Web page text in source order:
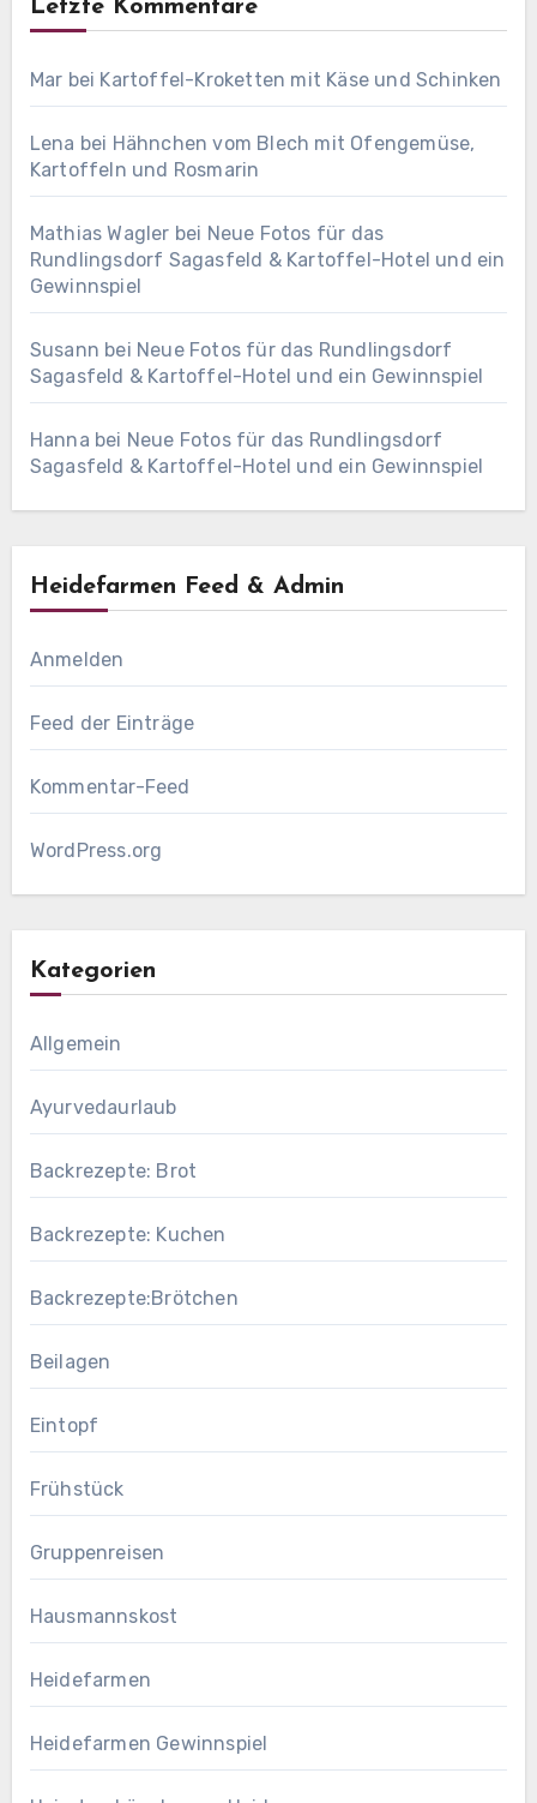
Letzte Kommentare
Mar bei Kartoffel-Kroketten mit Käse und Schinken
Lena bei Hähnchen vom Blech mit Ofengemüse,
Kartoffeln und Rosmarin
Mathias Wagler bei Neue Fotos für das
Rundlingsdorf Sagasfeld & Kartoffel-Hotel und ein
Gewinnspiel
Susann bei Neue Fotos für das Rundlingsdorf
Sagasfeld & Kartoffel-Hotel und ein Gewinnspiel
Hanna bei Neue Fotos für das Rundlingsdorf
Sagasfeld & Kartoffel-Hotel und ein Gewinnspiel
Heidefarmen Feed & Admin
Anmelden
Feed der Einträge
Kommentar-Feed
WordPress.org
Kategorien
Allgemein
Ayurvedaurlaub
Backrezepte: Brot
Backrezepte: Kuchen
Backrezepte:Brötchen
Beilagen
Eintopf
Frühstück
Gruppenreisen
Hausmannskost
Heidefarmen
Heidefarmen Gewinnspiel